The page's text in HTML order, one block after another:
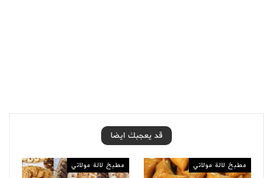
قد يعجبك ايضا
مطبخ لالة مولاتي مطبخ لالة مولاتي